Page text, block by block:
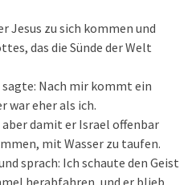
Jesus zu sich kommen und
das die Sünde der Welt
sagte: Nach mir kommt ein
war eher als ich.
damit er Israel offenbar
mit Wasser zu taufen.
sprach: Ich schaute den Geist
herabfahren, und er blieb